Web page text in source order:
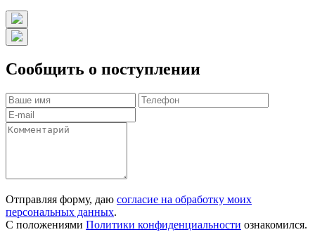
Сообщить о поступлении
Отправляя форму, даю согласие на обработку моих
персональных данных.
С положениями Политики конфиденциальности ознакомился.